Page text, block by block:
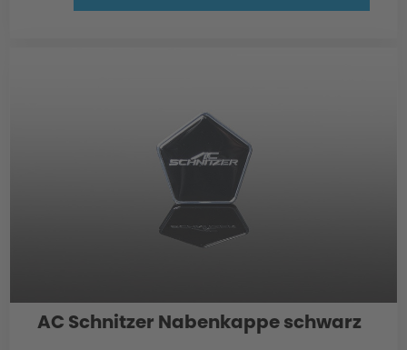
AC Schnitzer Nabenkappe schwarz